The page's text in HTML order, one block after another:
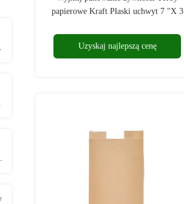
papierowe Kraft Płaski uchwyt 7 "X 3
Uzyskaj najlepszą cenę